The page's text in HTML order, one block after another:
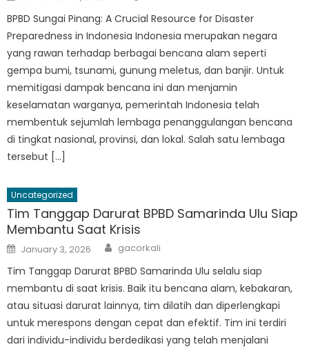
BPBD Sungai Pinang: A Crucial Resource for Disaster
Preparedness in Indonesia Indonesia merupakan negara
yang rawan terhadap berbagai bencana alam seperti
gempa bumi, tsunami, gunung meletus, dan banjir. Untuk
memitigasi dampak bencana ini dan menjamin
keselamatan warganya, pemerintah Indonesia telah
membentuk sejumlah lembaga penanggulangan bencana
di tingkat nasional, provinsi, dan lokal. Salah satu lembaga
tersebut […]
Uncategorized
Tim Tanggap Darurat BPBD Samarinda Ulu Siap
Membantu Saat Krisis
Posted
on
January 3, 2026 Author
gacorkali
Tim Tanggap Darurat BPBD Samarinda Ulu selalu siap
membantu di saat krisis. Baik itu bencana alam, kebakaran,
atau situasi darurat lainnya, tim dilatih dan diperlengkapi
untuk merespons dengan cepat dan efektif. Tim ini terdiri
dari individu-individu berdedikasi yang telah menjalani